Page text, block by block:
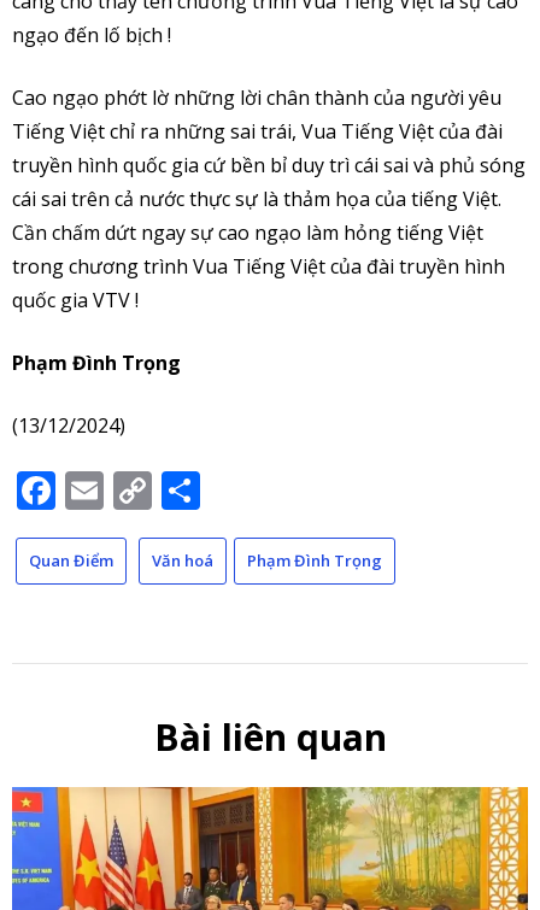
ngạo đến lố bịch !
Cao ngạo phớt lờ những lời chân thành của người yêu
Tiếng Việt chỉ ra những sai trái, Vua Tiếng Việt của đài
truyền hình quốc gia cứ bền bỉ duy trì cái sai và phủ sóng
cái sai trên cả nước thực sự là thảm họa của tiếng Việt.
Cần chấm dứt ngay sự cao ngạo làm hỏng tiếng Việt
trong chương trình Vua Tiếng Việt của đài truyền hình
quốc gia VTV !
Phạm Đình Trọng
(13/12/2024)
Facebook
Email
Copy
Link
Quan Điểm Văn hoá Phạm Đình Trọng
Bài liên quan